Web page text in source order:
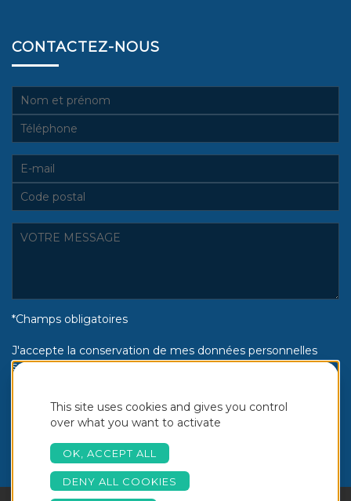
CONTACTEZ-NOUS
*Champs obligatoires
J'accepte la conservation de mes données personnelles
selon la politique de confidentialité Piscines Aquinox :
This site uses cookies and gives you control
over what you want to activate
OK, ACCEPT ALL
DENY ALL COOKIES